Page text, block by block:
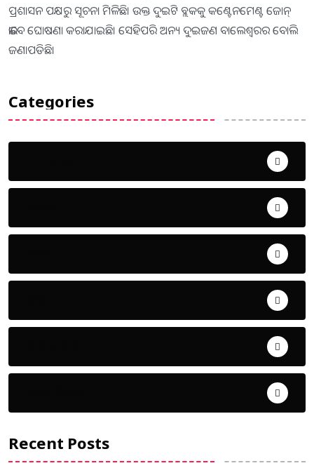
ପ୍ରଶାସନ ପକ୍ଷରୁ ସୂଚନା ମିଳିଛି। ଉକ୍ତ ଦୁଇଟି ବ୍ଲକକୁ କଣ୍ଟେନମେଣ୍ଟ ଜୋନ୍
ଭାବେ ଘୋଷଣା କରାଯାଇଛି। ସେହିପରି ଅନ୍ୟ ଦୁଇଜଣ ବାଲେଶ୍ବରର ବୋଲି
ଜଣାପଡିଛି।
Categories
Recent Posts